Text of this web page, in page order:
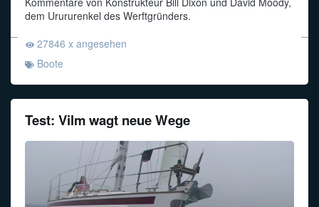
dem Urururenkel des Werftgründers.
27846 x angesehen
Boote
Test: Vilm wagt neue Wege